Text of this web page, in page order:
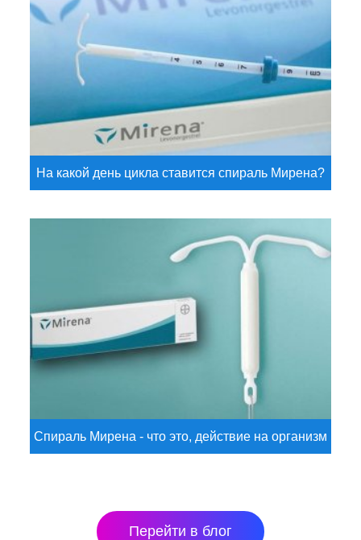
На какой день цикла ставится спираль Мирена?
Спираль Мирена - что это, действие на организм
Перейти в блог